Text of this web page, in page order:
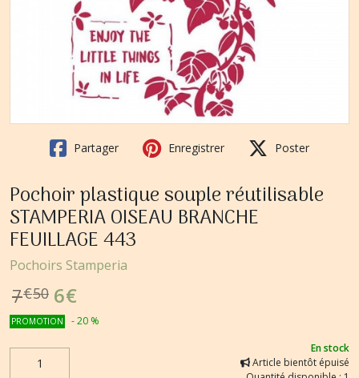
Partager Enregistrer Poster
Pochoir plastique souple réutilisable
STAMPERIA OISEAU BRANCHE
FEUILLAGE 443
Pochoirs Stamperia
7€50 6€
PROMOTION -20 %
En stock
Article bientôt épuisé